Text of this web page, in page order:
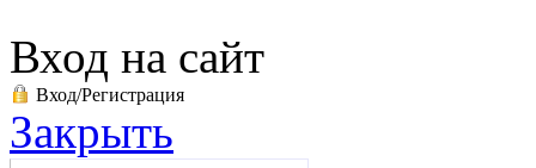
Вход на сайт
Вход/Регистрация
Закрыть